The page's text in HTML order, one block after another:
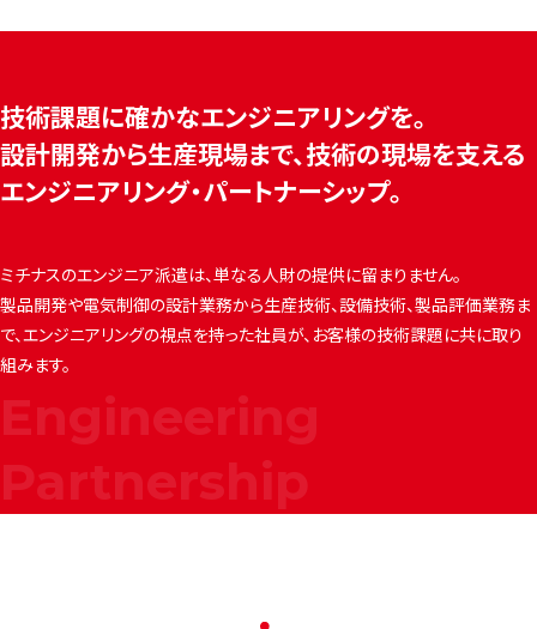
技術課題に確かなエンジニアリングを。
設計開発から生産現場まで、技術の現場を支える
エンジニアリング・パートナーシップ。
ミチナスのエンジニア派遣は、単なる人財の提供に留まりません。
製品開発や電気制御の設計業務から生産技術、設備技術、製品評価業務ま
で、エンジニアリングの視点を持った社員が、お客様の技術課題に共に取り
組みます。
Engineering
Partnership